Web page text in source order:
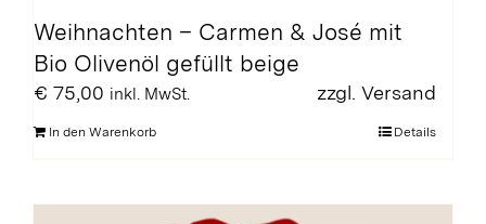
Weihnachten – Carmen & José mit
Bio Olivenöl gefüllt beige
€ 75,00 inkl. MwSt. zzgl. Versand
In den Warenkorb Details